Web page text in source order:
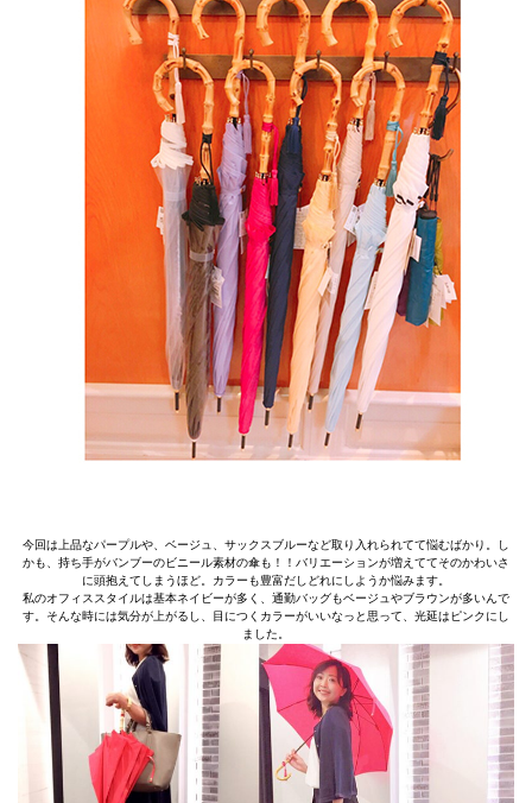
今回は上品なパープルや、ベージュ、サックスブルーなど取り入れられてて悩むばかり。し
かも、持ち手がバンブーのビニール素材の傘も！！バリエーションが増えててそのかわいさ
に頭抱えてしまうほど。カラーも豊富だしどれにしようか悩みます。
私のオフィススタイルは基本ネイビーが多く、通勤バッグもベージュやブラウンが多いんで
す。そんな時には気分が上がるし、目につくカラーがいいなっと思って、光延はピンクにし
ました。